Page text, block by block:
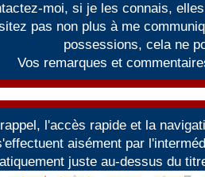
moi, si je les connais,
pas non plus à me
possessions, cela ne
Vos remarques et
l'accès rapide et la
aisément par
juste au-dessus du